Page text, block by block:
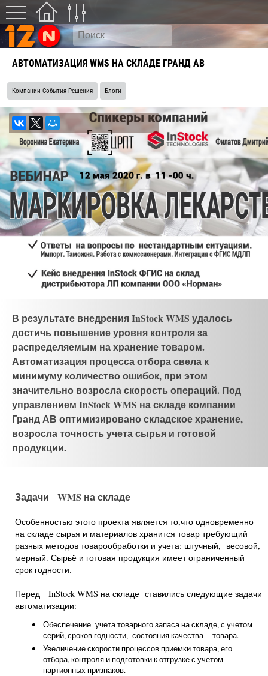
АВТОМАТИЗАЦИЯ WMS НА СКЛАДЕ ГРАНД АВ
Компании События Решения Блоги
В результате внедрения InStock WMS удалось
достичь повышение уровня контроля за
распределяемым на хранение товаром.
Автоматизация процесса отбора свела к
минимуму количество ошибок, при этом
значительно возросла скорость операций. Под
управлением InStock WMS на складе компании
Гранд АВ оптимизировано складское хранение,
возросла точность учета сырья и готовой
продукции.
Задачи WMS на складе
Особенностью этого проекта является то,что одновременно
на складе сырья и материалов хранится товар требующий
разных методов товарообработки и учета: штучный, весовой,
мерный. Сырьё и готовая продукция имеет ограниченный
срок годности.
Перед InStock WMS на складе ставились следующие задачи
автоматизации:
Обеспечение учета товарного запаса на складе, с учетом
серий, сроков годности, состояния качества товара.
Увеличение скорости процессов приемки товара, его
отбора, контроля и подготовки к отгрузке с учетом
партионных признаков.